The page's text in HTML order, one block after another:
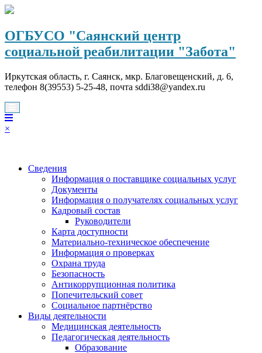
Перейти
содержимому
ОГБУСО "Саянский центр
социальной реабилитации "Забота"
Иркутская область, г. Саянск, мкр. Благовещенский, д. 6,
телефон 8(39553) 5-25-48, почта sddi38@yandex.ru
×
Сведения
Информация о поставщике социальных услуг
Документы
Информация о получателях социальных услуг
Кадровый состав
Руководители
Карта доступности
Материально-техническое обеспечение
Информация о проверках
Охрана труда
Безопасность
Антикоррупционная политика
Попечительский совет
Социальное партнёрство
Виды деятельности
Медицинская деятельность
Педагогическая деятельность
Образование